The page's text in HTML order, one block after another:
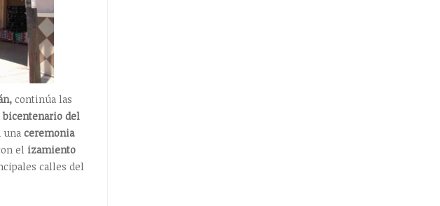
continúa las
bicentenario del
una ceremonia
el izamiento
calles del